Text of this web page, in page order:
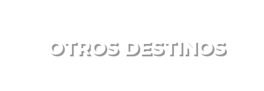
OTROS DESTINOS